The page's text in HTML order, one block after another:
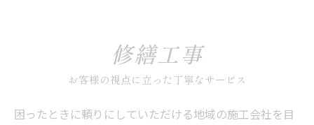
修繕工事
お客様の視点に立った丁寧なサービス
困ったときに頼りにしていただける地域の施工会社を目